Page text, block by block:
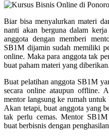
Biar bisa menyalurkan materi
nanti akan berguna dalam
anggota dengan memberi
SB1M dijamin sudah memiliki
online. Maka para anggota tak
buat paham materi yang diberikan.
Buat pelatihan anggota SB1M
secara online ataupun offline.
mentor langsung ke rumah
Akan tetapi, buat anggota yang
tak perlu cemas. Mentor
buat berbisnis dengan